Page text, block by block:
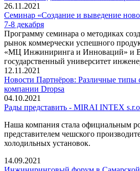
26.11.2021
Семинар «Создание и выведение
7-8 декабря
Программу семинара о методиках
рынок коммерчески успешного
«МЦ Инжиниринга и Инноваций» и
государственный университет
12.11.2021
Новости Партнёров: Различные типы
компании Dropsa
04.10.2021
Рады представить - MIRAI INTEX
Наша компания стала официальным
представителем чешского
холодильных установок.
14.09.2021